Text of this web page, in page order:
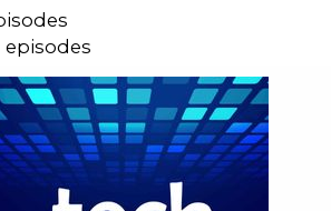
son côté, avance vite. L’entreprise a
est loin d’être fluide. Le départ de
episodes